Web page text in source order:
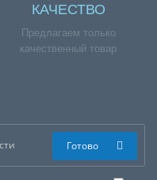
КАЧЕСТВО
Предлагаем только
качественный товар
Готово